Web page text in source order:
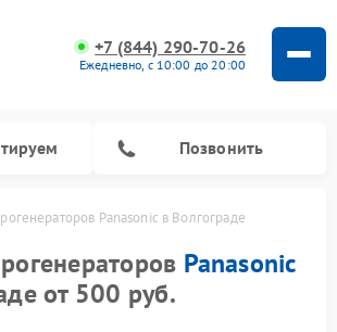
+7 (844) 290-70-26
Ежедневно, с 10:00 до 20:00
Позвонить
Panasonic в Волгограде
Panasonic
от 500 руб.